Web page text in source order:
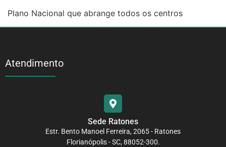
Plano Nacional que abrange todos os centros
Atendimento
Sede Ratones
Estr. Bento Manoel Ferreira, 2065 - Ratones
Florianópolis - SC, 88052-300.